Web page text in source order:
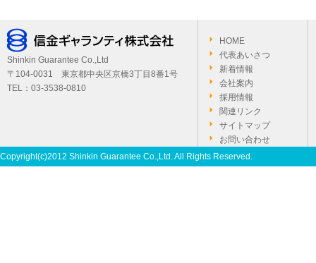
Shinkin Guarantee Co.,Ltd
〒104-0031 東京都中央区京橋3丁目8番1号
TEL：03-3538-0810
HOME
代表あいさつ
新着情報
会社案内
採用情報
関連リンク
サイトマップ
お問い合わせ
Copyright(c)2012 Shinkin Guarantee Co.,Ltd. All Rights Reserved.